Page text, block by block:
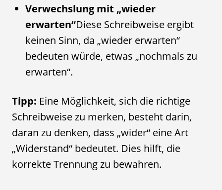
Verwechslung mit „wieder
erwarten“Diese Schreibweise ergibt
keinen Sinn, da „wieder erwarten“
bedeuten würde, etwas „nochmals zu
erwarten“.
Tipp: Eine Möglichkeit, sich die richtige
Schreibweise zu merken, besteht darin,
daran zu denken, dass „wider“ eine Art
„Widerstand“ bedeutet. Dies hilft, die
korrekte Trennung zu bewahren.